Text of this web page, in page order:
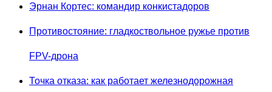
Эрнан Кортес: командир конкистадоров
Противостояние: гладкоствольное ружье против
FPV-дрона
Точка отказа: как работает железнодорожная